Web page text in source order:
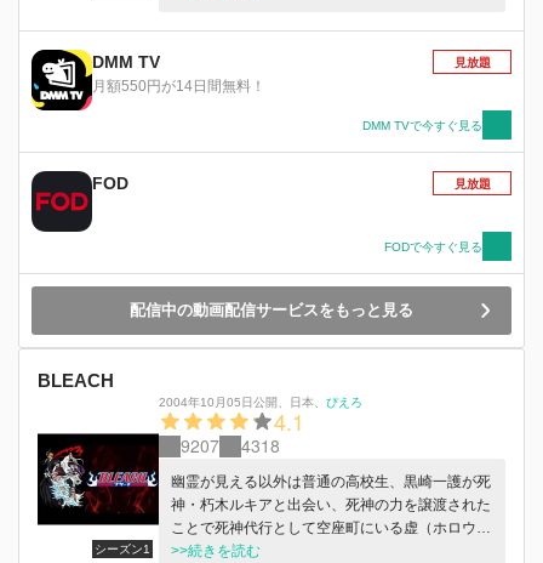
攻により、多くの死神たちが次々と無惨に散って
いった。 卍解を奪う手段をも持つ星十字騎士団
の面々に、護廷十三隊は隊長格すら苦戦し、奮闘
ばず、刀を折られてしまう。 斬月を治せず失意
の一護に、父・一心が語った過去。 それは、一
護の出生の秘密。死神の父と滅却師の母の、出会
いと別れの記憶。 己を知り、決意と共に再び立
す。 新たな力をその手に、大切な仲間を、全て
をとっていた、滅却師の末裔・石田雨竜。 記録
を紐解き真実を求めた雨竜が辿り着いた答えとは
――。 ユーハバッハが指名した「後継者」が
間』 瀞霊廷は闇に消え、やがて訣別の刻が訪れ
る――。
DMM TV
月額550円が14日間無料！
見放題
DMM TVで今すぐ見る
FOD 見放題
FODで今すぐ見る
配信中の動画配信サービスをもっと見る
BLEACH
シーズン1
2004年10月05日公開、 日本、 ぴえろ
4.1
9207 4318
幽霊が見える以外は普通の高校生、黒崎一護が死
神・朽木ルキアと出会い、死神の力を譲渡された
ことで死神代行として空座町にいる虚（ホロウ）
退治を請け負うことに……死神の力を手にした一
>>続きを読む